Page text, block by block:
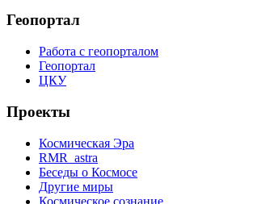
Геопортал
Работа с геопорталом
Геопортал
ЦКУ
Проекты
Космическая Эра
RMR_astra
Беседы о Космосе
Другие миры
Космическое сознание